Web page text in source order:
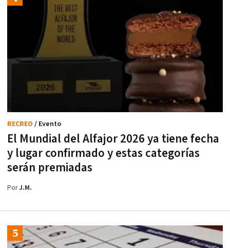
El Mundial del Alfajor 2026 ya tiene fecha
y lugar confirmado y estas categorías
serán premiadas
RECREO / Evento
PorJ.M.